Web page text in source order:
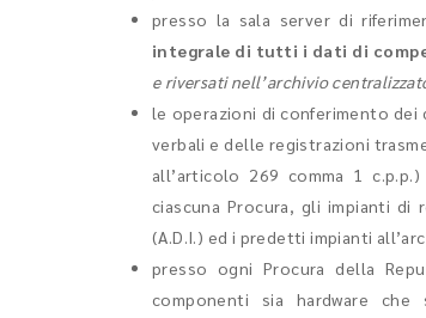
presso la sala server di
integrale di tutti i dati di
e riversati nell’archivio
le operazioni di conferimento
verbali e delle registrazioni
all’articolo 269 comma 1
ciascuna Procura, gli impianti di
(A.D.I.) ed i predetti impianti
presso ogni Procura della
componenti sia hardware